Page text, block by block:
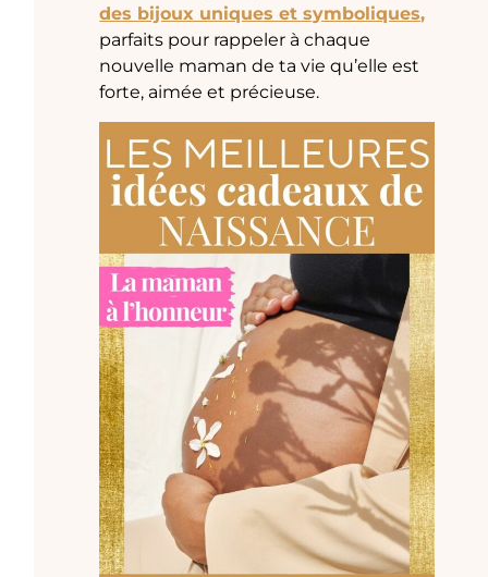
des bijoux uniques et symboliques,
parfaits pour rappeler à chaque
nouvelle maman de ta vie qu’elle est
forte, aimée et précieuse.